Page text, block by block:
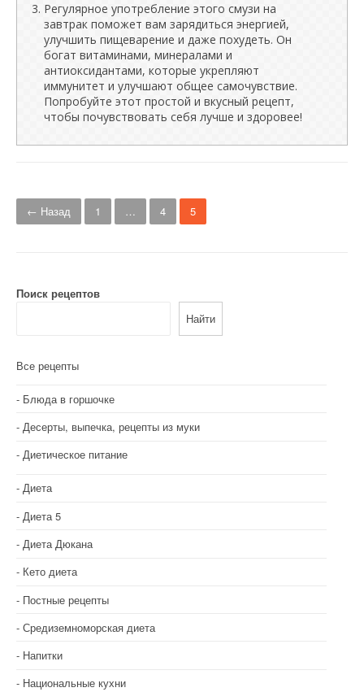
Регулярное употребление этого смузи на
завтрак поможет вам зарядиться энергией,
улучшить пищеварение и даже похудеть. Он
богат витаминами, минералами и
антиоксидантами, которые укрепляют
иммунитет и улучшают общее самочувствие.
Попробуйте этот простой и вкусный рецепт,
чтобы почувствовать себя лучше и здоровее!
Н
а
и
ц
и
я
п
о
з
а
п
и
с
я
← Назад 1 … 4 5
Поиск рецептов
Найти
Все рецепты
Блюда в горшочке
Десерты, выпечка, рецепты из муки
Диетическое питание
Диета
Диета 5
Диета Дюкана
Кето диета
Постные рецепты
Средиземноморская диета
Напитки
Национальные кухни